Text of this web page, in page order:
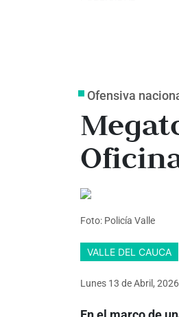
Ofensiva
Foto: Policía Valle
VALLE DEL CAUCA
Lunes 13 deAbril, 2026